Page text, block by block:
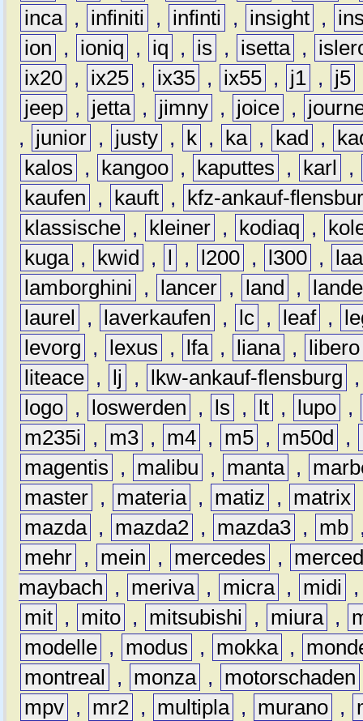
inca , infiniti , infinti , insight ,
ion
, ioniq , iq , is , isetta ,
ix20 , ix25 , ix35 , ix55 , j1 , j5
jeep , jetta , jimny , joice ,
,
junior , justy , k , ka , kad ,
kalos
, kangoo , kaputtes , karl
,
kaufen
, kauft ,
kfz-ankauf-
klassische , kleiner , kodiaq ,
kuga , kwid , l , l200 , l300 ,
lamborghini
, lancer , land ,
laurel
, laverkaufen , lc , leaf ,
levorg
, lexus , lfa , liana ,
libero
liteace , lj , lkw-ankauf-flensburg
logo , loswerden , ls , lt , lupo ,
m235i
, m3 , m4 , m5 , m50d ,
magentis
, malibu , manta ,
master , materia , matiz , matrix
mazda , mazda2 , mazda3 , mb
mehr , mein , mercedes ,
maybach
, meriva , micra , midi
mit , mito , mitsubishi , miura ,
modelle , modus , mokka ,
montreal
, monza , motorschaden
mpv , mr2 , multipla , murano ,